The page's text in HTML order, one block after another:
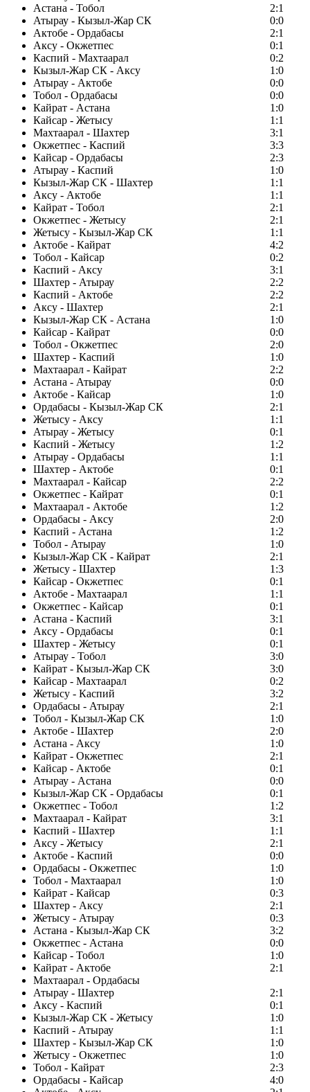
Астана - Тобол
2:1
Атырау - Кызыл-Жар СК
0:0
Актобе - Ордабасы
2:1
Аксу - Окжетпес
0:1
Каспий - Махтаарал
0:2
Кызыл-Жар СК - Аксу
1:0
Атырау - Актобе
0:0
Тобол - Ордабасы
0:0
Кайрат - Астана
1:0
Кайсар - Жетысу
1:1
Махтаарал - Шахтер
3:1
Окжетпес - Каспий
3:3
Кайсар - Ордабасы
2:3
Атырау - Каспий
1:0
Кызыл-Жар СК - Шахтер
1:1
Аксу - Актобе
1:1
Кайрат - Тобол
2:1
Окжетпес - Жетысу
2:1
Жетысу - Кызыл-Жар СК
1:1
Актобе - Кайрат
4:2
Тобол - Кайсар
0:2
Каспий - Аксу
3:1
Шахтер - Атырау
2:2
Каспий - Актобе
2:2
Аксу - Шахтер
2:1
Кызыл-Жар СК - Астана
1:0
Кайсар - Кайрат
0:0
Тобол - Окжетпес
2:0
Шахтер - Каспий
1:0
Махтаарал - Кайрат
2:2
Астана - Атырау
0:0
Актобе - Кайсар
1:0
Ордабасы - Кызыл-Жар СК
2:1
Жетысу - Аксу
1:1
Атырау - Жетысу
0:1
Каспий - Жетысу
1:2
Атырау - Ордабасы
1:1
Шахтер - Актобе
0:1
Махтаарал - Кайсар
2:2
Окжетпес - Кайрат
0:1
Махтаарал - Актобе
1:2
Ордабасы - Аксу
2:0
Каспий - Астана
1:2
Тобол - Атырау
1:0
Кызыл-Жар СК - Кайрат
2:1
Жетысу - Шахтер
1:3
Кайсар - Окжетпес
0:1
Актобе - Махтаарал
1:1
Окжетпес - Кайсар
0:1
Астана - Каспий
3:1
Аксу - Ордабасы
0:1
Шахтер - Жетысу
0:1
Атырау - Тобол
3:0
Кайрат - Кызыл-Жар СК
3:0
Кайсар - Махтаарал
0:2
Жетысу - Каспий
3:2
Ордабасы - Атырау
2:1
Тобол - Кызыл-Жар СК
1:0
Актобе - Шахтер
2:0
Астана - Аксу
1:0
Кайрат - Окжетпес
2:1
Кайсар - Актобе
0:1
Атырау - Астана
0:0
Кызыл-Жар СК - Ордабасы
0:1
Окжетпес - Тобол
1:2
Махтаарал - Кайрат
3:1
Каспий - Шахтер
1:1
Аксу - Жетысу
2:1
Актобе - Каспий
0:0
Ордабасы - Окжетпес
1:0
Тобол - Махтаарал
1:0
Кайрат - Кайсар
0:3
Шахтер - Аксу
2:1
Жетысу - Атырау
0:3
Астана - Кызыл-Жар СК
3:2
Окжетпес - Астана
0:0
Кайсар - Тобол
1:0
Кайрат - Актобе
2:1
Махтаарал - Ордабасы
Атырау - Шахтер
2:1
Аксу - Каспий
0:1
Кызыл-Жар СК - Жетысу
1:0
Каспий - Атырау
1:1
Шахтер - Кызыл-Жар СК
1:0
Жетысу - Окжетпес
1:0
Тобол - Кайрат
2:3
Ордабасы - Кайсар
4:0